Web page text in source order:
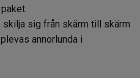
sig från skärm till skärm
annorlunda i